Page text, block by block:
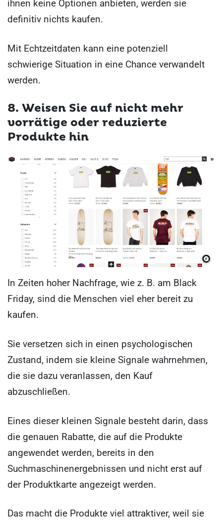
ihnen keine Optionen anbieten, werden sie
definitiv nichts kaufen.
Mit Echtzeitdaten kann eine potenziell
schwierige Situation in eine Chance verwandelt
werden.
8. Weisen Sie auf nicht mehr
vorrätige oder reduzierte
Produkte hin
In Zeiten hoher Nachfrage, wie z. B. am Black
Friday, sind die Menschen viel eher bereit zu
kaufen.
Sie versetzen sich in einen psychologischen
Zustand, indem sie kleine Signale wahrnehmen,
die sie dazu veranlassen, den Kauf
abzuschließen.
Eines dieser kleinen Signale besteht darin, dass
die genauen Rabatte, die auf die Produkte
angewendet werden, bereits in den
Suchmaschinenergebnissen und nicht erst auf
der Produktkarte angezeigt werden.
Das macht die Produkte viel attraktiver, weil sie